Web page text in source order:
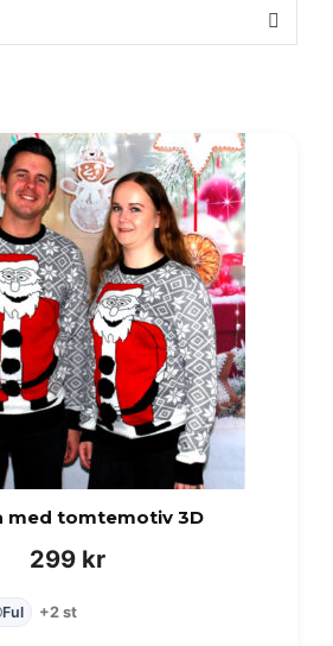
med tomtemotiv 3D
299 kr
Ful +2 st